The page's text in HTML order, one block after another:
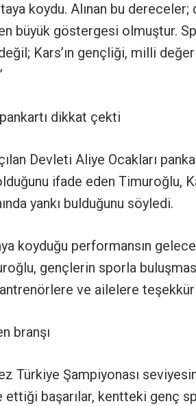
koydu. Alınan bu dereceler;
büyük göstergesi olmuştur.
Kars’ın gençliği, milli
dikkat çekti
Devleti Aliye Ocakları
ifade eden Timuroğlu,
yankı bulduğunu söyledi.
koyduğu performansın
gençlerin sporla
ve ailelere
branşı
Türkiye Şampiyonası
ettiği başarılar, kentteki genç